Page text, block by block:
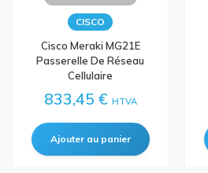
CISCO
Cisco Meraki MG21E
Passerelle De Réseau
Cellulaire
833,45 € HTVA